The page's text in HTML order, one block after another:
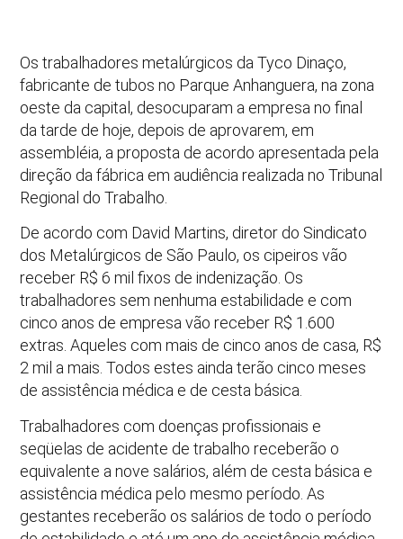
Os trabalhadores metalúrgicos da Tyco Dinaço,
fabricante de tubos no Parque Anhanguera, na zona
oeste da capital, desocuparam a empresa no final
da tarde de hoje, depois de aprovarem, em
assembléia, a proposta de acordo apresentada pela
direção da fábrica em audiência realizada no Tribunal
Regional do Trabalho.
De acordo com David Martins, diretor do Sindicato
dos Metalúrgicos de São Paulo, os cipeiros vão
receber R$ 6 mil fixos de indenização. Os
trabalhadores sem nenhuma estabilidade e com
cinco anos de empresa vão receber R$ 1.600
extras. Aqueles com mais de cinco anos de casa, R$
2 mil a mais. Todos estes ainda terão cinco meses
de assistência médica e de cesta básica.
Trabalhadores com doenças profissionais e
seqüelas de acidente de trabalho receberão o
equivalente a nove salários, além de cesta básica e
assistência médica pelo mesmo período. As
gestantes receberão os salários de todo o período